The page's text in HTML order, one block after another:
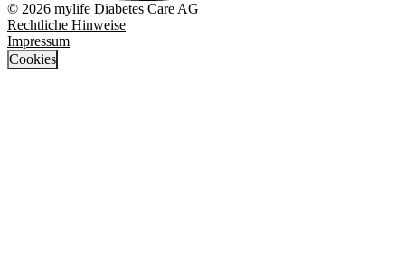
© 2026 mylife Diabetes Care AG
Rechtliche Hinweise
Impressum
Cookies